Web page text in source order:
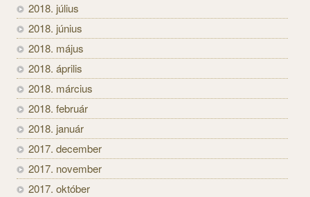
2018. július
2018. június
2018. május
2018. április
2018. március
2018. február
2018. január
2017. december
2017. november
2017. október